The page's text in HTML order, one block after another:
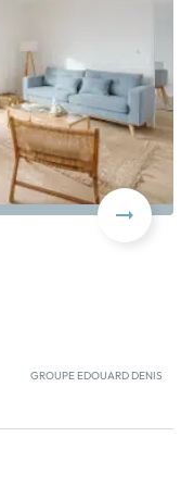
immobilier neuf
GROUPE EDOUARD DENIS
sur ce